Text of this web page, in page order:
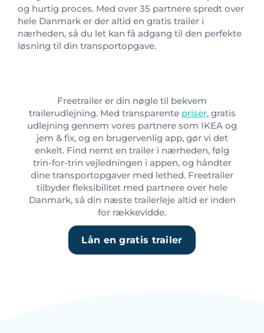
og hurtig proces. Med over 35 partnere spredt over
hele Danmark er der altid en gratis trailer i
nærheden, så du let kan få adgang til den perfekte
løsning til din transportopgave.
Freetrailer er din nøgle til bekvem
trailerudlejning. Med transparente priser, gratis
udlejning gennem vores partnere som IKEA og
jem & fix, og en brugervenlig app, gør vi det
enkelt. Find nemt en trailer i nærheden, følg
trin-for-trin vejledningen i appen, og håndter
dine transportopgaver med lethed. Freetrailer
tilbyder fleksibilitet med partnere over hele
Danmark, så din næste trailerleje altid er inden
for rækkevidde.
Lån en gratis trailer